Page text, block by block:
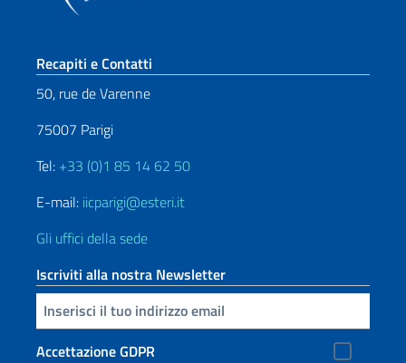
Sezione footer
Recapiti e Contatti
50, rue de Varenne
75007 Parigi
Tel: +33 (0)1 85 14 62 50
E-mail: iicparigi@esteri.it
Gli uffici della sede
Iscriviti alla nostra Newsletter
Inserisci la tua email
Accettazione GDPR